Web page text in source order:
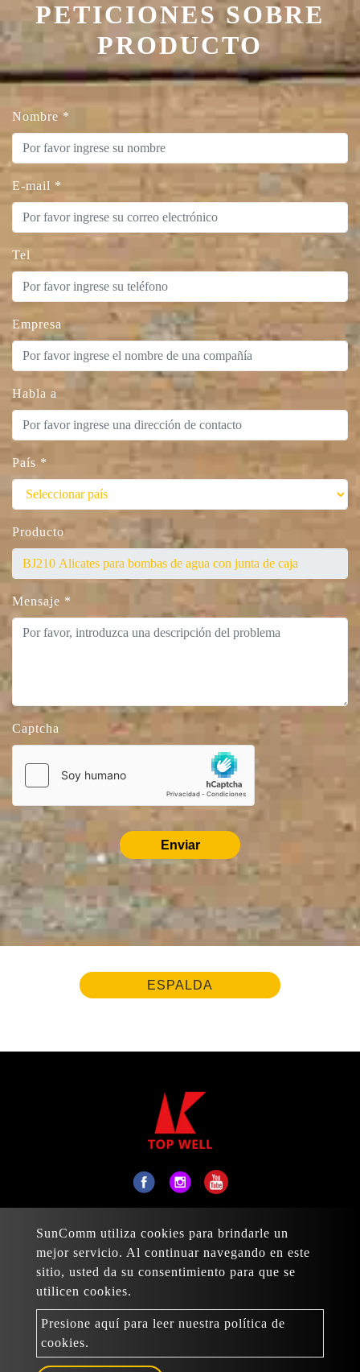
PETICIONES SOBRE
PRODUCTO
Nombre *
E-mail *
Tel
Empresa
Habla a
País *
Producto
Mensaje *
Captcha
Enviar
ESPALDA
SunComm utiliza cookies para brindarle un
mejor servicio. Al continuar navegando en este
sitio, usted da su consentimiento para que se
utilicen cookies.
Presione aquí para leer nuestra política de
cookies.
Correo:sales@topwell-tools.com
TELÉFONO:
FAX:+886-4-23926089
Copyright © 2022-2026 Top Well Tools Industrial Co., Ltd.